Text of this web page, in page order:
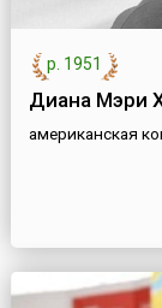
р. 1951
Диана Мэри
американская